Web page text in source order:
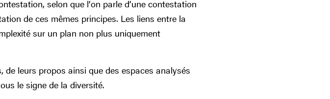
selon que l’on parle d’une contestation
de ces mêmes principes. Les liens entre la
sur un plan non plus uniquement
leurs propos ainsi que des espaces analysés
le signe de la diversité.